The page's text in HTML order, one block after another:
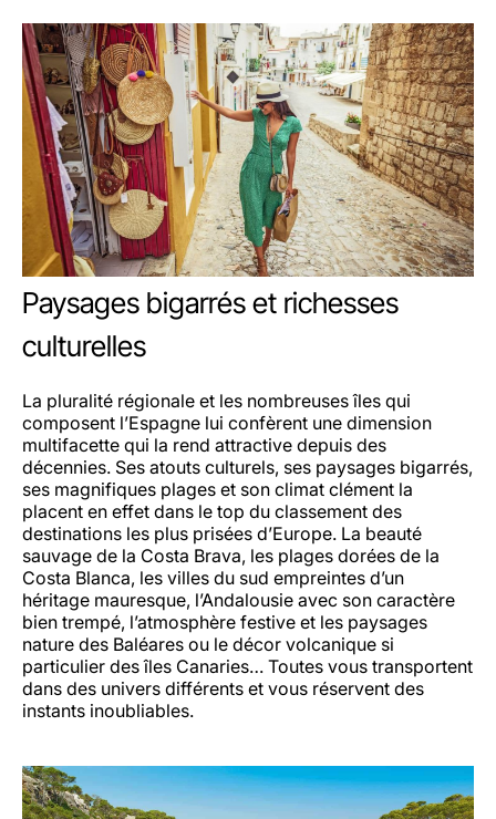
Paysages bigarrés et richesses
culturelles
La pluralité régionale et les nombreuses îles qui
composent l’Espagne lui confèrent une dimension
multifacette qui la rend attractive depuis des
décennies. Ses atouts culturels, ses paysages bigarrés,
ses magnifiques plages et son climat clément la
placent en effet dans le top du classement des
destinations les plus prisées d’Europe. La beauté
sauvage de la Costa Brava, les plages dorées de la
Costa Blanca, les villes du sud empreintes d’un
héritage mauresque, l’Andalousie avec son caractère
bien trempé, l’atmosphère festive et les paysages
nature des Baléares ou le décor volcanique si
particulier des îles Canaries… Toutes vous transportent
dans des univers différents et vous réservent des
instants inoubliables.